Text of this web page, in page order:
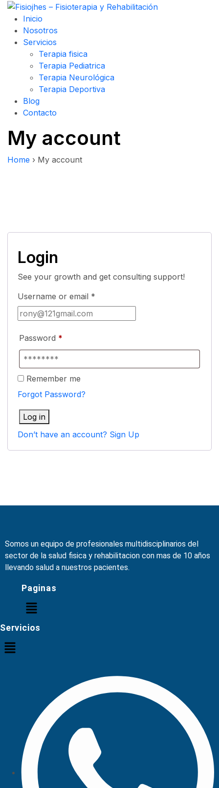
Inicio
Nosotros
Servicios
Terapia fisica
Terapia Pediatrica
Terapia Neurológica
Terapia Deportiva
Blog
Contacto
My account
Home › My account
Login
See your growth and get consulting support!
Username or email *
Password *
Remember me
Forgot Password?
Log in
Don’t have an account? Sign Up
Somos un equipo de profesionales multidisciplinarios del
sector de la salud fisica y rehabilitacion con mas de 10 años
llevando salud a nuestros pacientes.
Paginas
Servicios